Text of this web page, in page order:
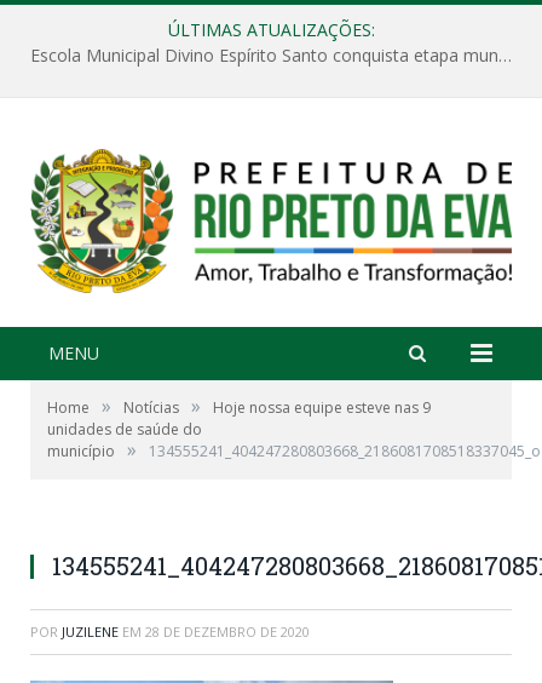
ÚLTIMAS ATUALIZAÇÕES:
Escola Municipal Divino Espírito Santo conquista etapa municipal da V Feira Amazonense de Matemática
MENU
Home » Notícias »
Hoje nossa equipe esteve nas 9
unidades de saúde do
município
» 134555241_404247280803668_2186081708518337045_o
POR JUZILENE EM 28 DE DEZEMBRO DE 2020